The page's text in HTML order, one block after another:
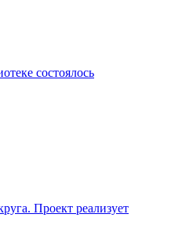
состоялось
Проект реализует